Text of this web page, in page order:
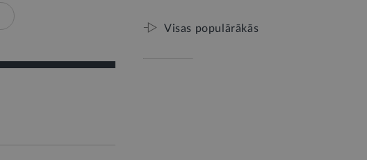
Visas populārākās